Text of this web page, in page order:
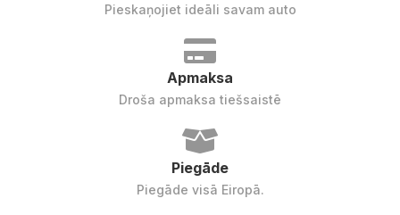
Pieskaņojiet ideāli savam auto
Apmaksa
Droša apmaksa tiešsaistē
Piegāde
Piegāde visā Eiropā.